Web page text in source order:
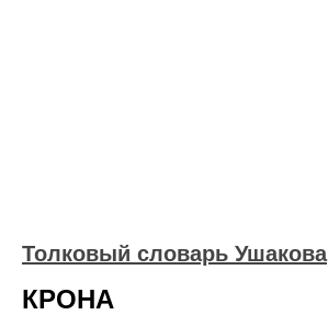
Толковый словарь Ушакова
КРОНА